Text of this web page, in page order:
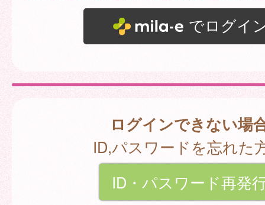
でログイ
ログインできない場
ID,パスワードを忘れた
ID・パスワード再発